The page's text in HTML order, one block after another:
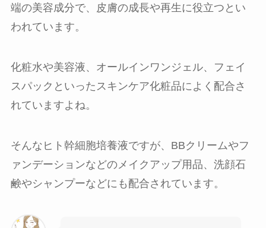
端の美容成分で、皮膚の成長や再生に役立つとい
われています。
化粧水や美容液、オールインワンジェル、フェイ
スパックといったスキンケア化粧品によく配合さ
れていますよね。
そんなヒト幹細胞培養液ですが、BBクリームやフ
ァンデーションなどのメイクアップ用品、洗顔石
鹸やシャンプーなどにも配合されています。